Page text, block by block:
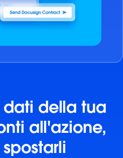
dati della tua
all'azione,